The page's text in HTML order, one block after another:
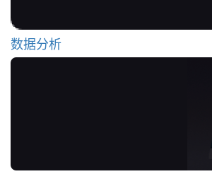
数据分析